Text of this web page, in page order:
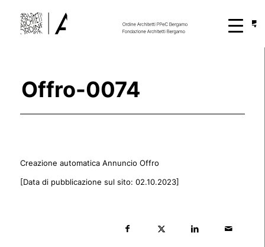
Offro-0074
Creazione automatica Annuncio Offro
[Data di pubblicazione sul sito: 02.10.2023]